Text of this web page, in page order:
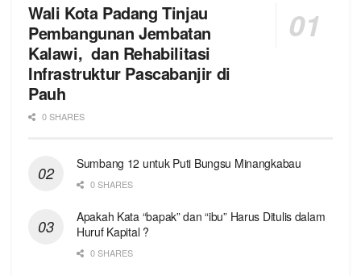
Wali Kota Padang Tinjau
Pembangunan Jembatan
Kalawi, dan Rehabilitasi
Infrastruktur Pascabanjir di
Pauh
0 SHARES
Sumbang 12 untuk Puti Bungsu Minangkabau
0 SHARES
Apakah Kata “bapak” dan “ibu” Harus Ditulis dalam
Huruf Kapital ?
0 SHARES